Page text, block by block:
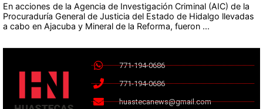
En acciones de la Agencia de Investigación Criminal (AIC) de la
Procuraduría General de Justicia del Estado de Hidalgo llevadas
a cabo en Ajacuba y Mineral de la Reforma, fueron ...
771-194-0686
771-194-0686
huastecanews@gmail.com